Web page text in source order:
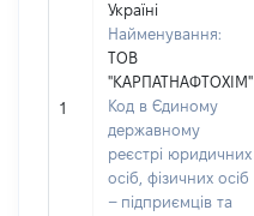
1
Україні
Найменування:
ТОВ
"КАРПАТНАФТОХІМ"
Код в Єдиному
державному
реєстрі юридичних
осіб, фізичних осіб
– підприємців та